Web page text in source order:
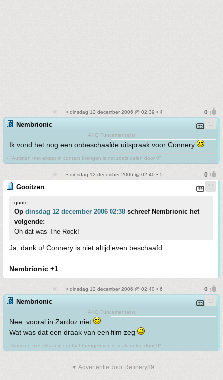
• dinsdag 12 december 2006 @ 02:39 • 4
Nembrionic
AKQ Fundamentalist
Ik vond het nog een onbeschaafde uitspraak voor Connery
- "Autisten met elkaar in contact brengen is net zoals delen door 0"
• dinsdag 12 december 2006 @ 02:40 • 5
Gooitzen
quote:
Op dinsdag 12 december 2006 02:38 schreef Nembrionic het
volgende:
Oh dat was The Rock!
Ja, dank u! Connery is niet altijd even beschaafd.
Nembrionic +1
• dinsdag 12 december 2006 @ 02:40 • 6
Nembrionic
AKQ Fundamentalist
Nee..vooral in Zardoz niet
Wat was dat een draak van een film zeg
- "Autisten met elkaar in contact brengen is net zoals delen door 0"
▼ Advertentie door Refinery89